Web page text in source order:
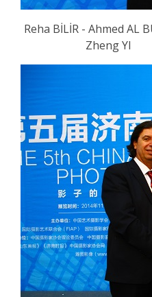
Reha BİLİR - Ahmed AL
Zheng YI